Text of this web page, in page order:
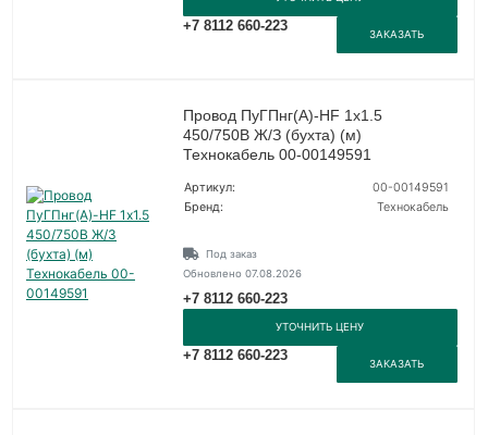
+7 8112 660-223
ЗАКАЗАТЬ
Провод ПуГПнг(А)-HF 1х1.5
450/750В Ж/З (бухта) (м)
Технокабель 00-00149591
Артикул:
00-00149591
Бренд:
Технокабель
Под заказ
Обновлено 07.08.2026
+7 8112 660-223
УТОЧНИТЬ ЦЕНУ
+7 8112 660-223
ЗАКАЗАТЬ